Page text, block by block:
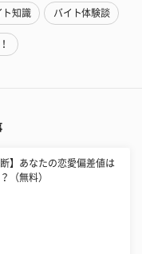
ト知識 バイト体験談
断】あなたの恋愛偏差値は
（無料）